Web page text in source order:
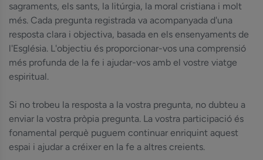
sagraments, els sants, la litúrgia, la moral cristiana i molt
més. Cada pregunta registrada va acompanyada d'una
resposta clara i objectiva, basada en els ensenyaments de
l'Església. L'objectiu és proporcionar-vos una comprensió
més profunda de la fe i ajudar-vos amb el vostre viatge
espiritual.
Si no trobeu la resposta a la vostra pregunta, no dubteu a
enviar la vostra pròpia pregunta. La vostra participació és
fonamental perquè puguem continuar enriquint aquest
espai i ajudar a créixer en la fe a altres creients.